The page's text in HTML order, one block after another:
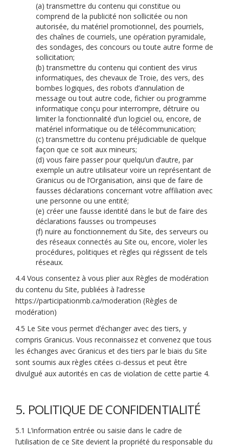
(a) transmettre du contenu qui constitue ou
comprend de la publicité non sollicitée ou non
autorisée, du matériel promotionnel, des pourriels,
des chaînes de courriels, une opération pyramidale,
des sondages, des concours ou toute autre forme de
sollicitation;
(b) transmettre du contenu qui contient des virus
informatiques, des chevaux de Troie, des vers, des
bombes logiques, des robots d’annulation de
message ou tout autre code, fichier ou programme
informatique conçu pour interrompre, détruire ou
limiter la fonctionnalité d’un logiciel ou, encore, de
matériel informatique ou de télécommunication;
(c) transmettre du contenu préjudiciable de quelque
façon que ce soit aux mineurs;
(d) vous faire passer pour quelqu’un d’autre, par
exemple un autre utilisateur voire un représentant de
Granicus ou de l’Organisation, ainsi que de faire de
fausses déclarations concernant votre affiliation avec
une personne ou une entité;
(e) créer une fausse identité dans le but de faire des
déclarations fausses ou trompeuses
(f) nuire au fonctionnement du Site, des serveurs ou
des réseaux connectés au Site ou, encore, violer les
procédures, politiques et règles qui régissent de tels
réseaux.
4.4 Vous consentez à vous plier aux Règles de modération
du contenu du Site, publiées à l’adresse
https://participationmb.ca/moderation (Règles de
modération)
4.5 Le Site vous permet d’échanger avec des tiers, y
compris Granicus. Vous reconnaissez et convenez que tous
les échanges avec Granicus et des tiers par le biais du Site
sont soumis aux règles citées ci-dessus et peut être
divulgué aux autorités en cas de violation de cette partie 4.
5. POLITIQUE DE CONFIDENTIALITÉ
5.1 L’information entrée ou saisie dans le cadre de
l’utilisation de ce Site devient la propriété du responsable du